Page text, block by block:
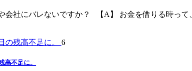
会社にバレないですか？ 【A】 お金を借りる時っ
6
高不足に。